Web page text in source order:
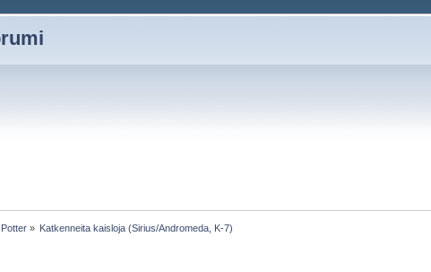
» Katkenneita kaisloja (Sirius/Andromeda, K-7)